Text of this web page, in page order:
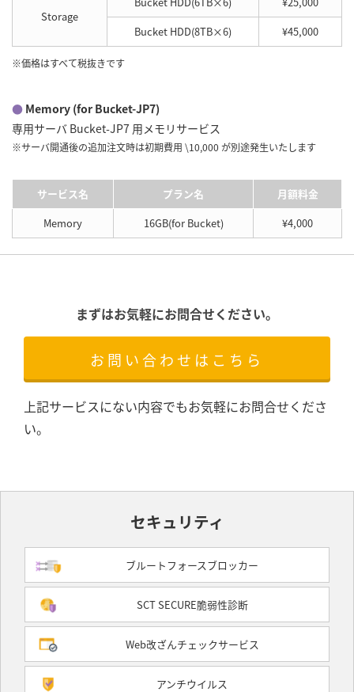
Storage
Bucket HDD(8TB×6)
¥45,000
※価格はすべて税抜きです
● Memory (for Bucket-JP7)
専用サーバ Bucket-JP7 用メモリサービス
※サーバ開通後の追加注文時は初期費用 \10,000 が別途発生いたします
サービス名 プラン名
月額料金
Memory
16GB(for Bucket) ¥4,000
まずはお気軽にお問合せください。
お問い合わせはこちら
上記サービスにない内容でもお気軽にお問合せくださ
い。
セキュリティ
ブルートフォースブロッカー
SCT SECURE脆弱性診断
Web改ざんチェックサービス
アンチウイルス